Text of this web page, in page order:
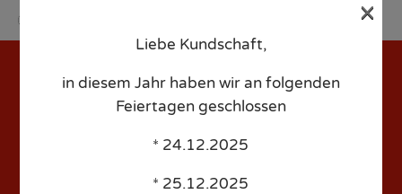
Deter – Date: 2020/09/25
Liebe Kundschaft,
in diesem Jahr haben wir an folgenden
Feiertagen geschlossen
* 24.12.2025
* 25.12.2025
×